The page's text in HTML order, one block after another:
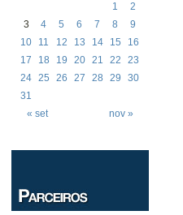
« set nov »
1
2
3
4 5 6 7 8
9
10
11 12 13 14 15
16
17
18 19 20 21 22
23
24 25 26 27 28 29
30
31